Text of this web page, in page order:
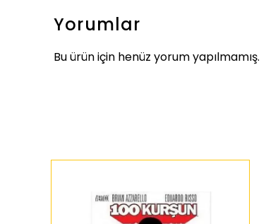
Yorumlar
Bu ürün için henüz yorum yapılmamış.